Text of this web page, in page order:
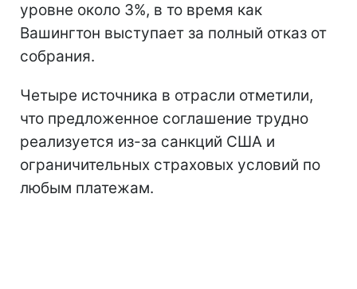
уровне около 3%, в то время как
Вашингтон выступает за полный отказ от
собрания.
Четыре источника в отрасли отметили,
что предложенное соглашение трудно
реализуется из-за санкций США и
ограничительных страховых условий по
любым платежам.